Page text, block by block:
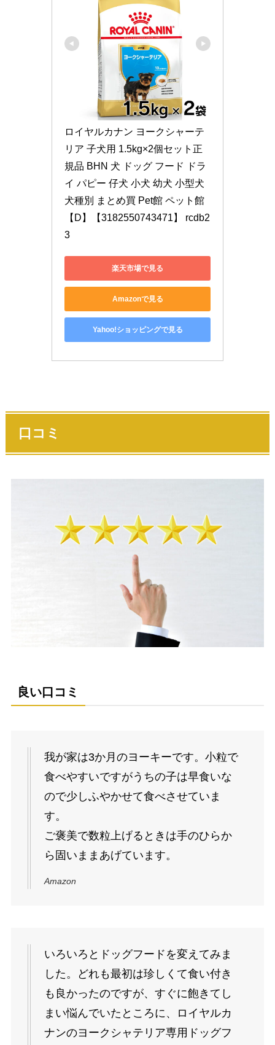
ロイヤルカナン ヨークシャーテ
リア 子犬用 1.5kg×2個セット正
規品 BHN 犬 ドッグ フード ドラ
イ パピー 仔犬 小犬 幼犬 小型犬
犬種別 まとめ買 Pet館 ペット館
【D】【3182550743471】 rcdb2
3
楽天市場で見る
Amazonで見る
Yahoo!ショッピングで見る
口コミ
良い口コミ
我が家は3か月のヨーキーです。小粒で
食べやすいですがうちの子は早食いな
ので少しふやかせて食べさせていま
す。
ご褒美で数粒上げるときは手のひらか
ら固いままあげています。
Amazon
いろいろとドッグフードを変えてみま
した。どれも最初は珍しくて食い付き
も良かったのですが、すぐに飽きてし
まい悩んでいたところに、ロイヤルカ
ナンのヨークシャテリア専用ドッグフ